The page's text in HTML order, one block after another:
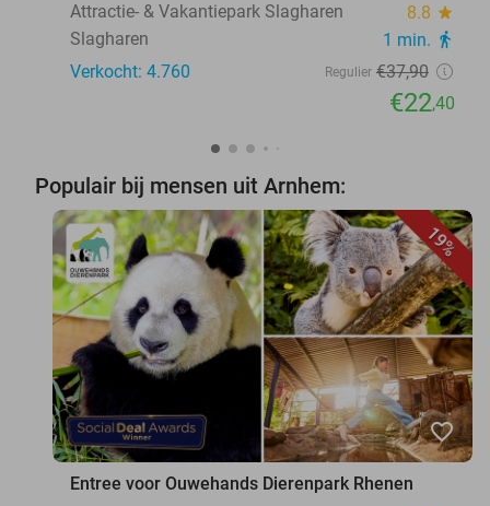
Attractie- & Vakantiepark Slagharen
8.8 star
Slagharen 1 min. directions_walk
Verkocht: 4.760 Regulier €37,90
€22,40
Populair bij mensen uit Arnhem:
19%
favorite_border
Entree voor Ouwehands Dierenpark Rhenen